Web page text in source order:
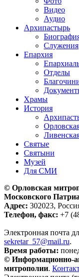
Видео
Аудио
Архипастырь
Служения
Епархия
Отделы
Храмы
История
Святые
Святыни
Музей
Для СМИ
© Орловская
Московского
Адрес: 302023,
Телефон, факс: +7
Электронная почта
sekretar_57@mail.ru.
Время работы:
© Информационно-
митрополии.